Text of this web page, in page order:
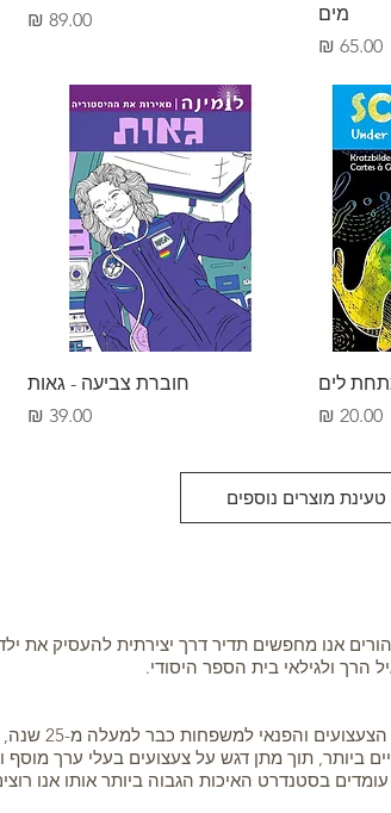
מים
מחיר
מחיר‏89.00 ‏₪
לים
מחיר
תצוגה מהירה
חוברת צביעה - גאות
מחיר‏39.00 ‏₪
טעינת מוצרים נוספים
אנו מחפשים תדיר דרך יצירתית להעסיק את
הרך ולגילאי בית הספר היסודי.
בחירת המוצרים
ביותר, תוך מתן דגש על צעצועים בעלי ערך
בסטנדרט האיכות הגבוה ביותר אותו אנו